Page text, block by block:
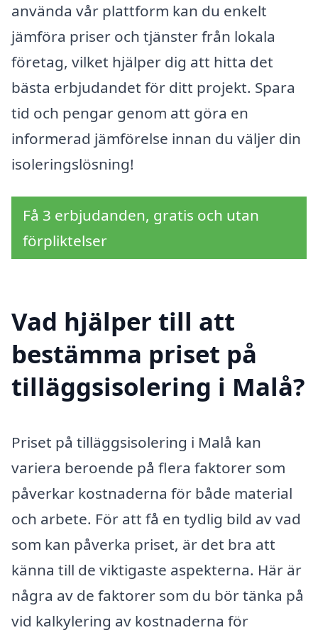
använda vår plattform kan du enkelt
jämföra priser och tjänster från lokala
företag, vilket hjälper dig att hitta det
bästa erbjudandet för ditt projekt. Spara
tid och pengar genom att göra en
informerad jämförelse innan du väljer din
isoleringslösning!
Få 3 erbjudanden, gratis och utan
förpliktelser
Vad hjälper till att
bestämma priset på
tilläggsisolering i Malå?
Priset på tilläggsisolering i Malå kan
variera beroende på flera faktorer som
påverkar kostnaderna för både material
och arbete. För att få en tydlig bild av vad
som kan påverka priset, är det bra att
känna till de viktigaste aspekterna. Här är
några av de faktorer som du bör tänka på
vid kalkylering av kostnaderna för